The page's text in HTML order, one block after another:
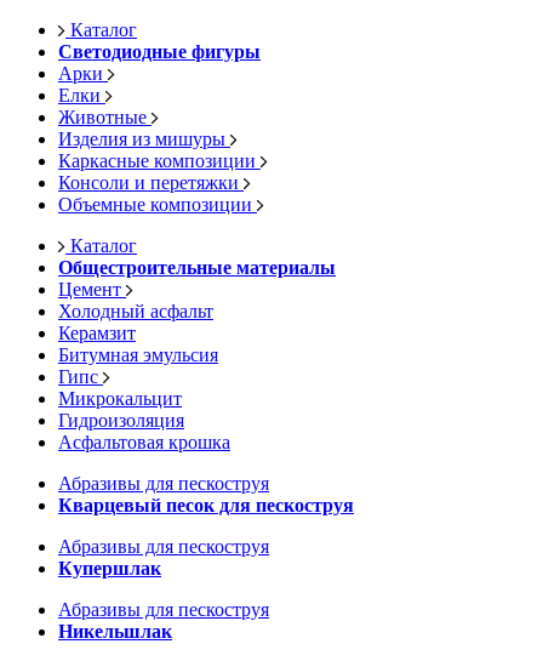
Каталог
Светодиодные фигуры
Арки
Елки
Животные
Изделия из мишуры
Каркасные композиции
Консоли и перетяжки
Объемные композиции
Каталог
Общестроительные материалы
Цемент
Холодный асфальт
Керамзит
Битумная эмульсия
Гипс
Микрокальцит
Гидроизоляция
Асфальтовая крошка
Абразивы для пескоструя
Кварцевый песок для пескоструя
Абразивы для пескоструя
Купершлак
Абразивы для пескоструя
Никельшлак